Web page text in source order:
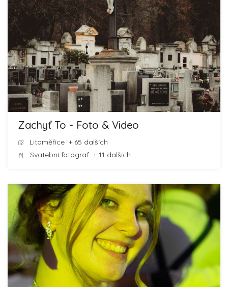
Zachyť To - Foto & Video
Litoměřice + 65 dalších
Svatební fotograf + 11 dalších